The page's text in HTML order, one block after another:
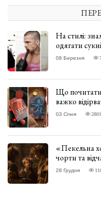
На стилі:
одягати
08 Березня
Що
важко
03 Січня
«Пекельна
чорти та
ВІДГУК
28 Грудня